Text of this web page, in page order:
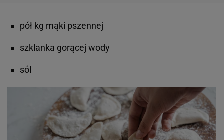
pół kg mąki pszennej
szklanka gorącej wody
sól